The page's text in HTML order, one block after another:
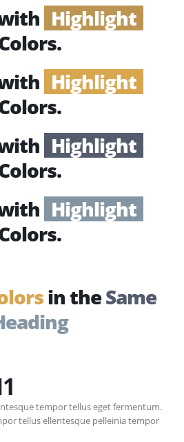
Highlight
Highlight
Highlight
Highlight
in theSame
tempor tellus eget fermentum.
tellus ellentesque pelleinia tempor